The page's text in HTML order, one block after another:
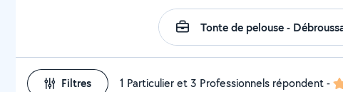
Filtres 1 Particulier et 3 Professionnels répondent-